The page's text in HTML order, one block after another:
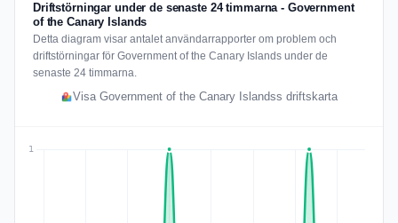
Driftstörningar under de senaste 24 timmarna - Government
of the Canary Islands
Detta diagram visar antalet användarrapporter om problem och
driftstörningar för Government of the Canary Islands under de
senaste 24 timmarna.
Visa Government of the Canary Islandss driftskarta